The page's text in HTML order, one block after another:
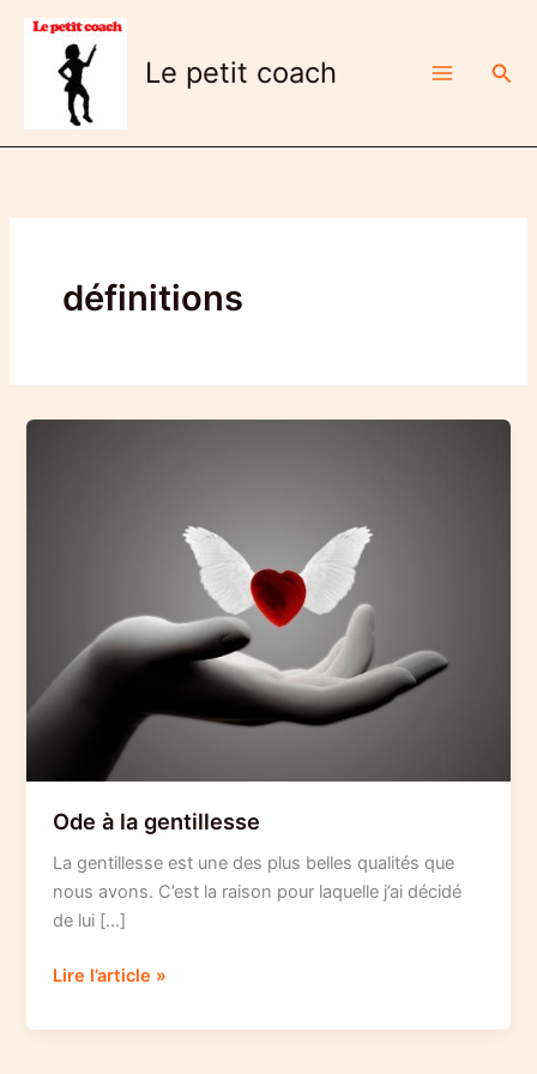
Aller
contenu
Le petit coach
définitions
Ode à la gentillesse
La gentillesse est une des plus belles qualités que
nous avons. C’est la raison pour laquelle j’ai décidé
de lui […]
Ode
la
Lire l’article »